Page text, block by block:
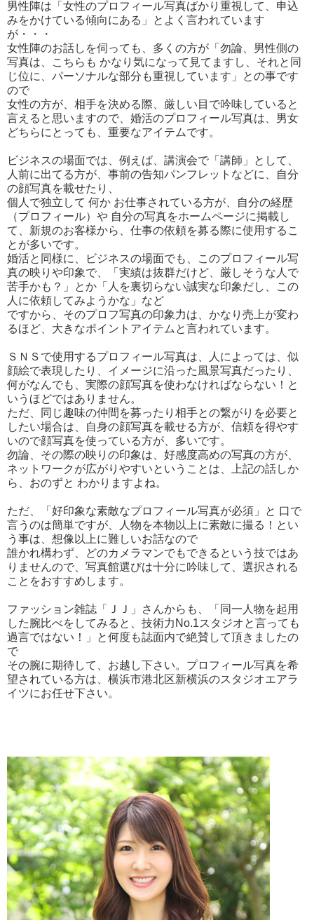
男性陣は「女性のプロフィール写真ばかり重視して、申込
みをかけている傾向にある」とよく言われています
が・・・
女性陣のお話しを伺っても、多くの方が「勿論、男性側の
写真は、こちらも かなり気になって見てますし、それと同
じ位に、パーソナルな部分も重視しています」との事です
ので
女性の方が、相手を決める際、厳しい目で吟味していると
言えると思いますので、婚活のプロフィール写真は、男女
どちらにとっても、重要なアイテムです。
ビジネスの場面では、例えば、講演会で「講師」として、
人前に出てる方が、事前の告知パンフレットなどに、自分
の顔写真を載せたり、
個人で独立して 何か お仕事されている方が、自分の経歴
（プロフィール）や 自分の写真をホームページに掲載し
て、新規のお客様から、仕事の依頼を募る際に使用するこ
とが多いです。
婚活と同様に、ビジネスの場面でも、このプロフィール写
真の映りや印象で、「実績は抜群だけど、厳しそうな人で
苦手かも？」とか「人を裏切らない誠実な印象だし、この
人に依頼してみようかな」など
ですから、そのプロフ写真の印象力は、かなり売上が変わ
るほど、大きなポイントアイテムと言われています。
ＳＮＳで使用するプロフィール写真は、人によっては、似
顔絵で表現したり、イメージに沿った風景写真だったり、
何がなんでも、実際の顔写真を使わなければならない！と
いうほどではありません。
ただ、同じ趣味の仲間を募ったり相手との繋がりを必要と
したい場合は、自身の顔写真を載せる方が、信頼を得やす
いので顔写真を使っている方が、多いです。
勿論、その際の映りの印象は、好感度高めの写真の方が、
ネットワークが広がりやすいということは、上記の話しか
ら、おのずと わかりますよね。
ただ、「好印象な素敵なプロフィール写真が必須」と 口で
言うのは簡単ですが、人物を本物以上に素敵に撮る！とい
う事は、想像以上に難しいお話なので
誰かれ構わず、どのカメラマンでもできるという技ではあ
りませんので、写真館選びは十分に吟味して、選択される
ことをおすすめします。
ファッション雑誌「ＪＪ」さんからも、「同一人物を起用
した腕比べをしてみると、技術力No.1スタジオと言っても
過言ではない！」と何度も誌面内で絶賛して頂きましたの
で
その腕に期待して、お越し下さい。プロフィール写真を希
望されている方は、横浜市港北区新横浜のスタジオエアラ
イツにお任せ下さい。